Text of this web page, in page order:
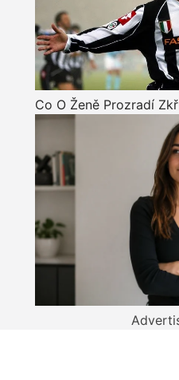
Co O Ženě Prozradí